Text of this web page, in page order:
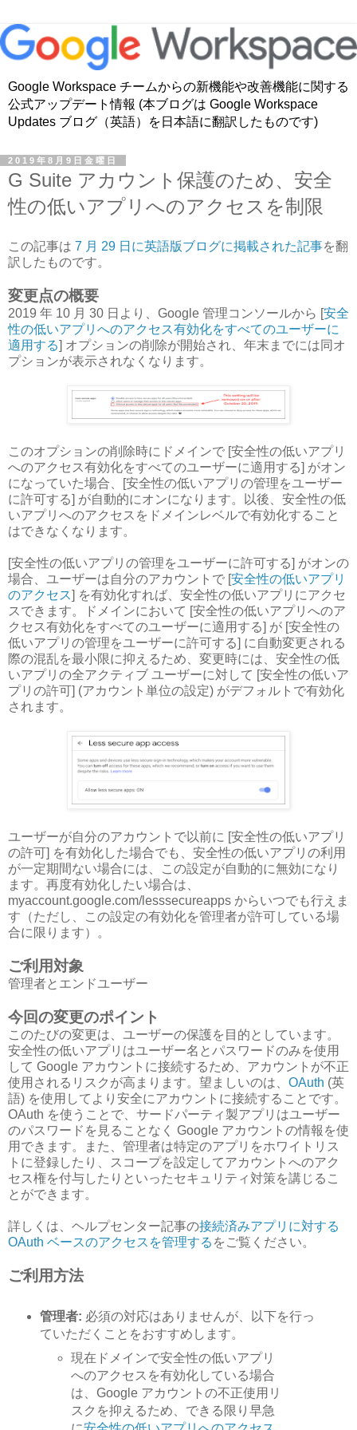
Google Workspace チームからの新機能や改善機能に関する
公式アップデート情報 (本ブログは Google Workspace
Updates ブログ（英語）を日本語に翻訳したものです)
2019年8月9日金曜日
G Suite アカウント保護のため、安全
性の低いアプリへのアクセスを制限
この記事は 7 月 29 日に英語版ブログに掲載された記事を翻
訳したものです。
変更点の概要
2019 年 10 月 30 日より、Google 管理コンソールから [安全
性の低いアプリへのアクセス有効化をすべてのユーザーに
適用する] オプションの削除が開始され、年末までには同オ
プションが表示されなくなります。
このオプションの削除時にドメインで [安全性の低いアプリ
へのアクセス有効化をすべてのユーザーに適用する] がオン
になっていた場合、[安全性の低いアプリの管理をユーザー
に許可する] が自動的にオンになります。以後、安全性の低
いアプリへのアクセスをドメインレベルで有効化すること
はできなくなります。
[安全性の低いアプリの管理をユーザーに許可する] がオンの
場合、ユーザーは自分のアカウントで [安全性の低いアプリ
のアクセス] を有効化すれば、安全性の低いアプリにアクセ
スできます。ドメインにおいて [安全性の低いアプリへのア
クセス有効化をすべてのユーザーに適用する] が [安全性の
低いアプリの管理をユーザーに許可する] に自動変更される
際の混乱を最小限に抑えるため、変更時には、安全性の低
いアプリの全アクティブ ユーザーに対して [安全性の低いア
プリの許可] (アカウント単位の設定) がデフォルトで有効化
されます。
ユーザーが自分のアカウントで以前に [安全性の低いアプリ
の許可] を有効化した場合でも、安全性の低いアプリの利用
が一定期間ない場合には、この設定が自動的に無効になり
ます。再度有効化したい場合は、
myaccount.google.com/lesssecureapps からいつでも行えま
す（ただし、この設定の有効化を管理者が許可している場
合に限ります）。
ご利用対象
管理者とエンドユーザー
今回の変更のポイント
このたびの変更は、ユーザーの保護を目的としています。
安全性の低いアプリはユーザー名とパスワードのみを使用
して Google アカウントに接続するため、アカウントが不正
使用されるリスクが高まります。望ましいのは、 OAuth (英
語) を使用してより安全にアカウントに接続することです。
OAuth を使うことで、サードパーティ製アプリはユーザー
のパスワードを見ることなく Google アカウントの情報を使
用できます。また、管理者は特定のアプリをホワイトリス
トに登録したり、スコープを設定してアカウントへのアク
セス権を付与したりといったセキュリティ対策を講じるこ
とができます。
詳しくは、ヘルプセンター記事の接続済みアプリに対する
OAuth ベースのアクセスを管理する をご覧ください。
ご利用方法
管理者: 必須の対応はありませんが、以下を行っ
ていただくことをおすすめします。
現在ドメインで安全性の低いアプリ
へのアクセスを有効化している場合
は、Google アカウントの不正使用リ
スクを抑えるため、できる限り早急